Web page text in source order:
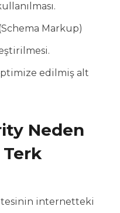
Markup)
edilmiş alt
Neden
Terk
internetteki